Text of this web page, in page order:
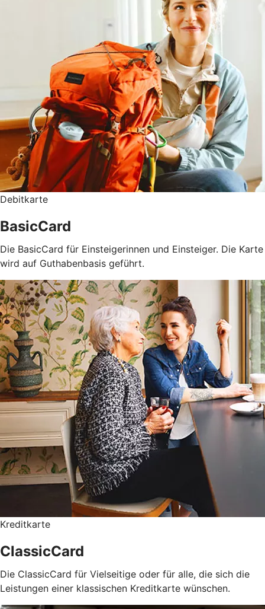
Debitkarte
BasicCard
Die BasicCard für Einsteigerinnen und Einsteiger. Die Karte
wird auf Guthabenbasis geführt.
Kreditkarte
ClassicCard
Die ClassicCard für Vielseitige oder für alle, die sich die
Leistungen einer klassischen Kreditkarte wünschen.